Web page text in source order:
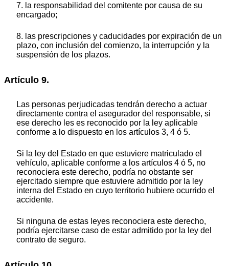
7. la responsabilidad del comitente por causa de su
encargado;
8. las prescripciones y caducidades por expiración de un
plazo, con inclusión del comienzo, la interrupción y la
suspensión de los plazos.
Artículo 9.
Las personas perjudicadas tendrán derecho a actuar
directamente contra el asegurador del responsable, si
ese derecho les es reconocido por la ley aplicable
conforme a lo dispuesto en los artículos 3, 4 ó 5.
Si la ley del Estado en que estuviere matriculado el
vehículo, aplicable conforme a los artículos 4 ó 5, no
reconociera este derecho, podría no obstante ser
ejercitado siempre que estuviere admitido por la ley
interna del Estado en cuyo territorio hubiere ocurrido el
accidente.
Si ninguna de estas leyes reconociera este derecho,
podría ejercitarse caso de estar admitido por la ley del
contrato de seguro.